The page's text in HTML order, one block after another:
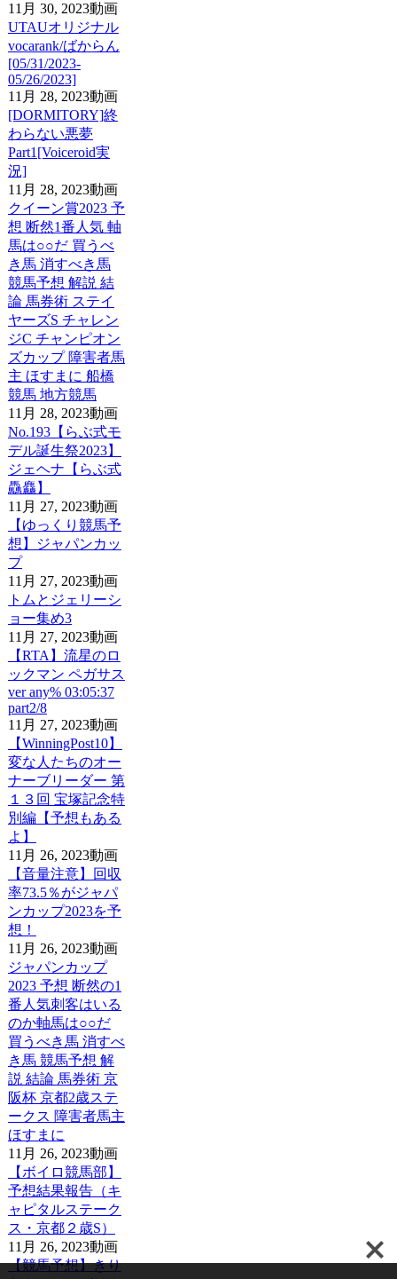
11月 30, 2023動画
UTAUオリジナル
vocarank/ばからん
[05/31/2023-
05/26/2023]
11月 28, 2023動画
[DORMITORY]終
わらない悪夢
Part1[Voiceroid実
況]
11月 28, 2023動画
クイーン賞2023 予
想 断然1番人気 軸
馬は○○だ 買うべ
き馬 消すべき馬
競馬予想 解説 結
論 馬券術 ステイ
ヤーズS チャレン
ジC チャンピオン
ズカップ 障害者馬
主 ほすまに 船橋
競馬 地方競馬
11月 28, 2023動画
No.193【らぶ式モ
デル誕生祭2023】
ジェヘナ【らぶ式
驫麤】
11月 27, 2023動画
【ゆっくり競馬予
想】ジャパンカッ
プ
11月 27, 2023動画
トムとジェリーシ
ョー集め3
11月 27, 2023動画
【RTA】流星のロ
ックマン ペガサス
ver any% 03:05:37
part2/8
11月 27, 2023動画
【WinningPost10】
変な人たちのオー
ナーブリーダー 第
１３回 宝塚記念特
別編【予想もある
よ】
11月 26, 2023動画
【音量注意】回収
率73.5％がジャパ
ンカップ2023を予
想！
11月 26, 2023動画
ジャパンカップ
2023 予想 断然の1
番人気刺客はいる
のか軸馬は○○だ
買うべき馬 消すべ
き馬 競馬予想 解
説 結論 馬券術 京
阪杯 京都2歳ステ
ークス 障害者馬主
ほすまに
11月 26, 2023動画
【ボイロ競馬部】
予想結果報告（キ
ャピタルステーク
ス・京都２歳S）
11月 26, 2023動画
【競馬予想】きり